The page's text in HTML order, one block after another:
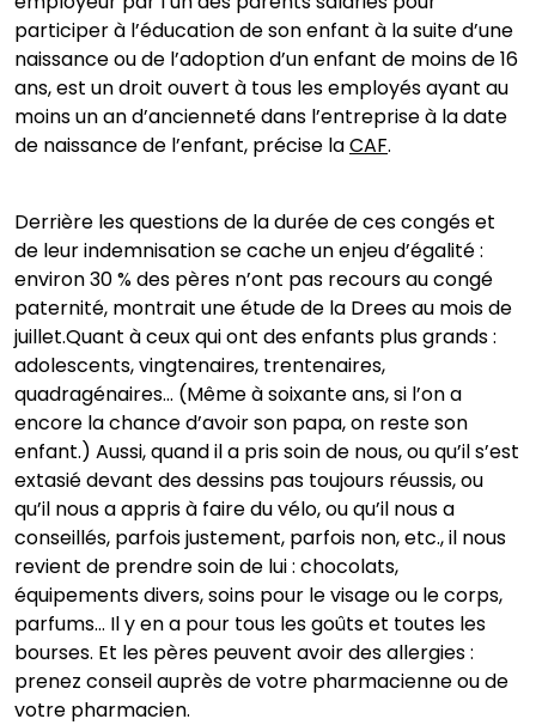
participer à l’éducation de son enfant à la suite d’une
naissance ou de l’adoption d’un enfant de moins de 16
ans, est un droit ouvert à tous les employés ayant au
moins un an d’ancienneté dans l’entreprise à la date
de naissance de l’enfant, précise laCAF.
Derrière les questions de la durée de ces congés et
de leur indemnisation se cache un enjeu d’égalité :
environ 30 % des pères n’ont pas recours au congé
paternité, montrait une étude de la Drees au mois de
juillet.Quant à ceux qui ont des enfants plus grands :
adolescents, vingtenaires, trentenaires,
quadragénaires… (Même à soixante ans, si l’on a
encore la chance d’avoir son papa, on reste son
enfant.) Aussi, quand il a pris soin de nous, ou qu’il s’est
extasié devant des dessins pas toujours réussis, ou
qu’il nous a appris à faire du vélo, ou qu’il nous a
conseillés, parfois justement, parfois non, etc., il nous
revient de prendre soin de lui : chocolats,
équipements divers, soins pour le visage ou le corps,
parfums… Il y en a pour tous les goûts et toutes les
bourses. Et les pères peuvent avoir des allergies :
prenez conseil auprès de votre pharmacienne ou de
votre pharmacien.